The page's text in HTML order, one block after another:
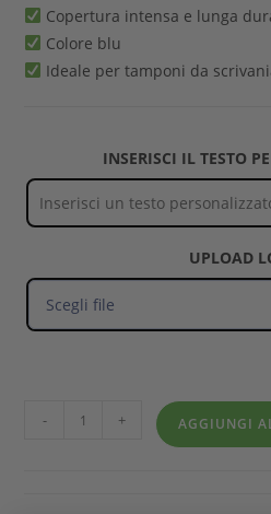
Copertura intensa e lunga
Colore blu
Ideale per tamponi da
INSERISCI IL TESTO
UPLOAD
Scegli file
- + AGGIUNGI